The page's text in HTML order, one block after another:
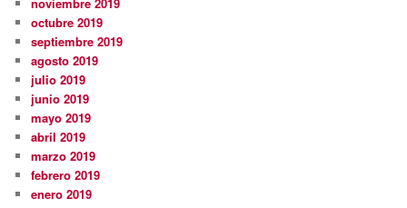
noviembre 2019
octubre 2019
septiembre 2019
agosto 2019
julio 2019
junio 2019
mayo 2019
abril 2019
marzo 2019
febrero 2019
enero 2019